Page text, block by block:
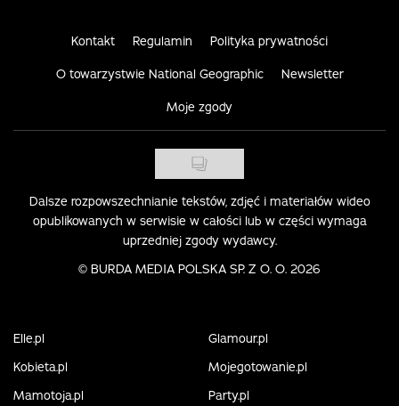
Kontakt Regulamin Polityka prywatności
O towarzystwie National Geographic Newsletter
Moje zgody
Dalsze rozpowszechnianie tekstów, zdjęć i materiałów wideo
opublikowanych w serwisie w całości lub w części wymaga
uprzedniej zgody wydawcy.
© BURDA MEDIA POLSKA SP. Z O. O. 2026
Elle.pl
Glamour.pl
Kobieta.pl
Mojegotowanie.pl
Mamotoja.pl
Party.pl